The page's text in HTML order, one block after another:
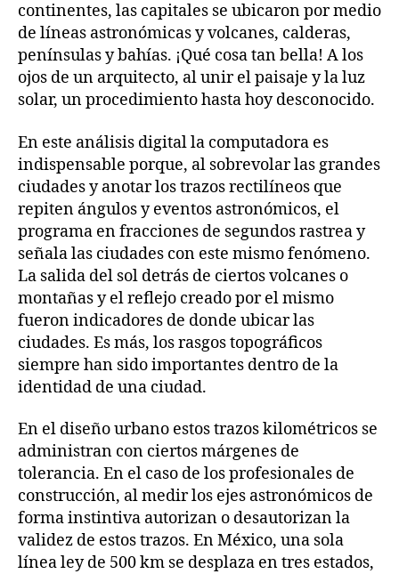
continentes, las capitales se ubicaron por medio
de líneas astronómicas y volcanes, calderas,
penínsulas y bahías. ¡Qué cosa tan bella! A los
ojos de un arquitecto, al unir el paisaje y la luz
solar, un procedimiento hasta hoy desconocido.
En este análisis digital la computadora es
indispensable porque, al sobrevolar las grandes
ciudades y anotar los trazos rectilíneos que
repiten ángulos y eventos astronómicos, el
programa en fracciones de segundos rastrea y
señala las ciudades con este mismo fenómeno.
La salida del sol detrás de ciertos volcanes o
montañas y el reflejo creado por el mismo
fueron indicadores de donde ubicar las
ciudades. Es más, los rasgos topográficos
siempre han sido importantes dentro de la
identidad de una ciudad.
En el diseño urbano estos trazos kilométricos se
administran con ciertos márgenes de
tolerancia. En el caso de los profesionales de
construcción, al medir los ejes astronómicos de
forma instintiva autorizan o desautorizan la
validez de estos trazos. En México, una sola
línea ley de 500 km se desplaza en tres estados,